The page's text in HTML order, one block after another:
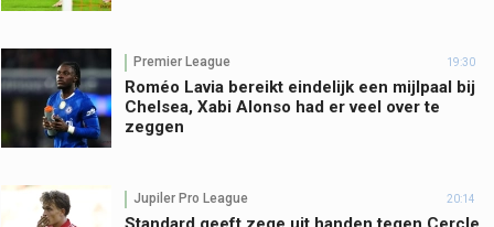
Premier League 19:30
Roméo Lavia bereikt eindelijk een mijlpaal bij
Chelsea, Xabi Alonso had er veel over te
zeggen
Jupiler Pro League 20:14